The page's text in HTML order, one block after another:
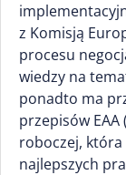
z Komisją
procesu
wiedzy na
ponadto ma
przepisów
roboczej,
najlepszych